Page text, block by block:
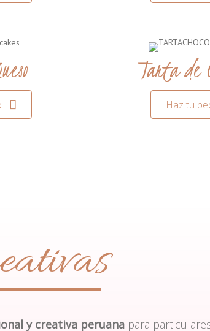
Tarta de
Haz tu
y creativa peruana para